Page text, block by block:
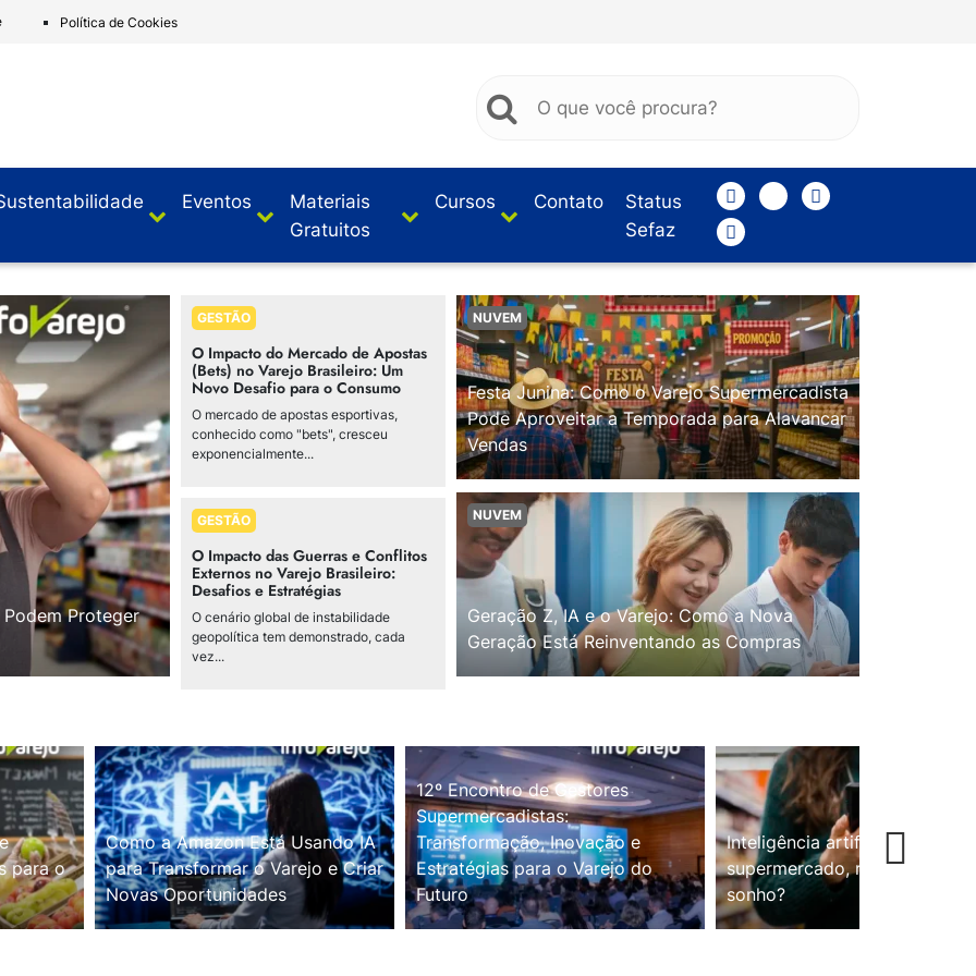
Política de Cookies
Eventos
Materiais
Gratuitos
Cursos Contato
Status
Sefaz
Proteger
GESTÃO
O Impacto do Mercado de Apostas
(Bets) no Varejo Brasileiro: Um
Novo Desafio para o Consumo
O mercado de apostas esportivas,
conhecido como "bets", cresceu
exponencialmente...
GESTÃO
O Impacto das Guerras e Conflitos
Externos no Varejo Brasileiro:
Desafios e Estratégias
O cenário global de instabilidade
geopolítica tem demonstrado, cada
vez...
NUVEM
Festa Junina: Como o Varejo Supermercadista
Pode Aproveitar a Temporada para Alavancar
Vendas
NUVEM
Geração Z, IA e o Varejo: Como a Nova
Geração Está Reinventando as Compras
para o
Como a Amazon Está Usando IA
para Transformar o Varejo e Criar
Novas Oportunidades
12º Encontro de Gestores
Supermercadistas:
Transformação, Inovação e
Estratégias para o Varejo do
Futuro
Inteligência artificial no
supermercado, realidade ou
sonho?